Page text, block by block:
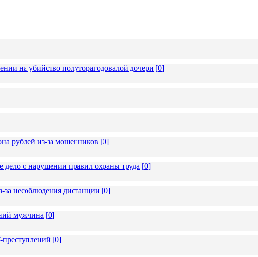
на убийство полуторагодовалой дочери [0]
рублей из-за мошенников [0]
дело о нарушении правил охраны труда [0]
несоблюдения дистанции [0]
мужчина [0]
[0]